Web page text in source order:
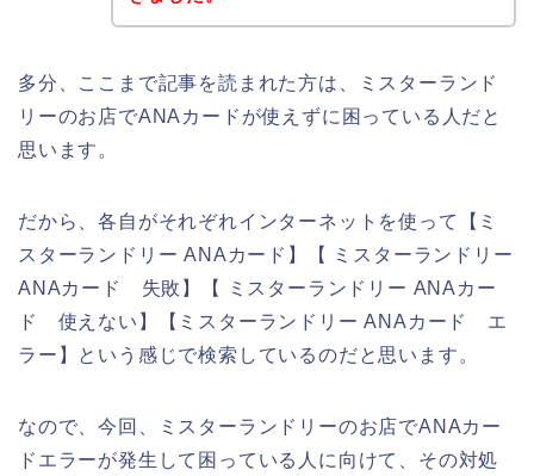
多分、ここまで記事を読まれた方は、ミスターランド
リーのお店でANAカードが使えずに困っている人だと
思います。
だから、各自がそれぞれインターネットを使って【ミ
スターランドリー ANAカード】【 ミスターランドリー
ANAカード 失敗】【 ミスターランドリー ANAカー
ド 使えない】【ミスターランドリー ANAカード エ
ラー】という感じで検索しているのだと思います。
なので、今回、ミスターランドリーのお店でANAカー
ドエラーが発生して困っている人に向けて、その対処